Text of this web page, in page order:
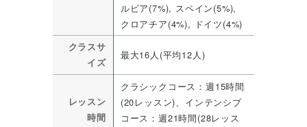
ルビア(7%), スペイン(5%),
クロアチア(4%), ドイツ(4%)
クラスサ
イズ
最大16人(平均12人)
レッスン
時間
クラシックコース：週15時間
(20レッスン)、インテンシブ
コース：週21時間(28レッス